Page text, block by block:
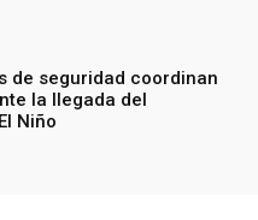
de seguridad coordinan
la llegada del
Niño